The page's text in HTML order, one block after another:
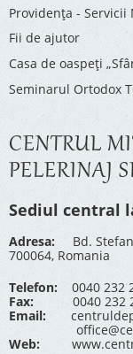
Providenţa - Servicii
Fii de ajutor
Casa de oaspeți
Seminarul Ortodox
CENTRUL
PELERINAJ
Sediul central
Adresa: Bd. Stefan
700064, Romania
Telefon: 0040 232
Fax: 0040 232
Email:
Web: